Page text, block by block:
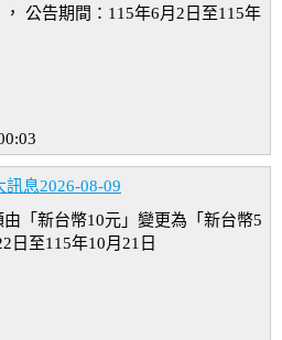
， 公告期間：115年6月2日至115年
息2026-08-09
「新台幣10元」變更為「新台幣5
日至115年10月21日